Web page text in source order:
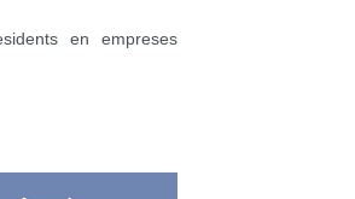
en empreses